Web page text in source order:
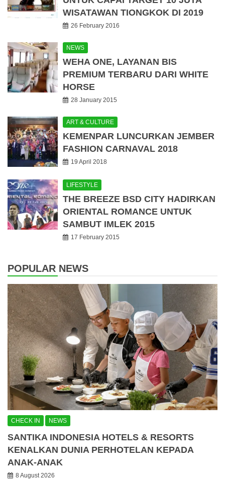
WISATAWAN TIONGKOK DI 2019
26 February 2016
NEWS
WEHA ONE, LAYANAN BIS
PREMIUM TERBARU DARI WHITE
HORSE
28 January 2015
ART & CULTURE
KEMENPAR LUNCURKAN JEMBER
FASHION CARNAVAL 2018
19 April 2018
LIFESTYLE
THE BREEZE BSD CITY HADIRKAN
ORIENTAL ROMANCE UNTUK
SAMBUT IMLEK 2015
17 February 2015
POPULAR NEWS
CHECK IN NEWS
SANTIKA INDONESIA HOTELS & RESORTS
KENALKAN DUNIA PERHOTELAN KEPADA
ANAK-ANAK
8 August 2026